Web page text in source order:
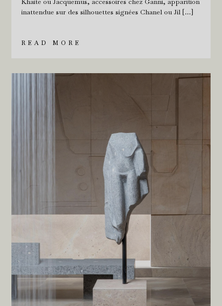
inattendue sur des silhouettes signées Chanel ou Jil […]
READ MORE